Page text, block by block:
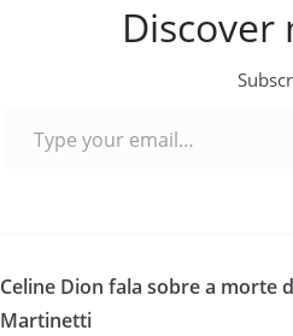
Discover
Celine Dion fala sobre a morte
Martinetti